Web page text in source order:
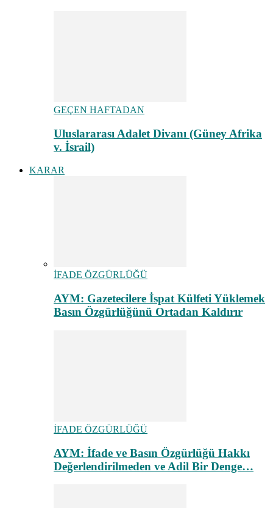
GEÇEN HAFTADAN
Uluslararası Adalet Divanı (Güney Afrika
v. İsrail)
KARAR
İFADE ÖZGÜRLÜĞÜ
AYM: Gazetecilere İspat Külfeti Yüklemek
Basın Özgürlüğünü Ortadan Kaldırır
İFADE ÖZGÜRLÜĞÜ
AYM: İfade ve Basın Özgürlüğü Hakkı
Değerlendirilmeden ve Adil Bir Denge…